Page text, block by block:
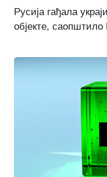
Русија гађала
објекте,